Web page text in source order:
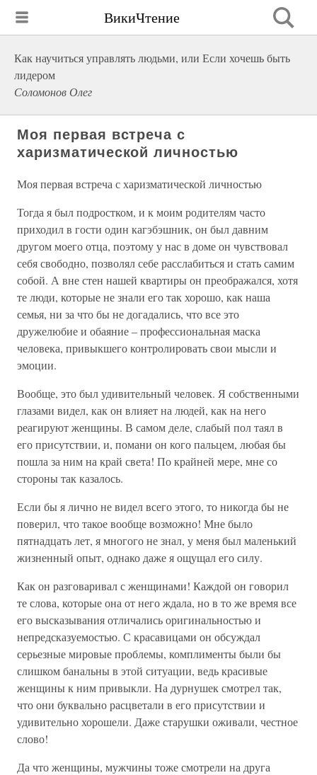
ВикиЧтение
Как научиться управлять людьми, или Если хочешь быть
лидером
Соломонов Олег
Моя первая встреча с
харизматической личностью
Моя первая встреча с харизматической личностью
Тогда я был подростком, и к моим родителям часто
приходил в гости один кагэбэшник, он был давним
другом моего отца, поэтому у нас в доме он чувствовал
себя свободно, позволял себе расслабиться и стать самим
собой. А вне стен нашей квартиры он преображался, хотя
те люди, которые не знали его так хорошо, как наша
семья, ни за что бы не догадались, что все это
дружелюбие и обаяние – профессиональная маска
человека, привыкшего контролировать свои мысли и
эмоции.
Вообще, это был удивительный человек. Я собственными
глазами видел, как он влияет на людей, как на него
реагируют женщины. В самом деле, слабый пол таял в
его присутствии, и, помани он кого пальцем, любая бы
пошла за ним на край света! По крайней мере, мне со
стороны так казалось.
Если бы я лично не видел всего этого, то никогда бы не
поверил, что такое вообще возможно! Мне было
пятнадцать лет, я многого не знал, у меня был маленький
жизненный опыт, однако даже я ощущал его силу.
Как он разговаривал с женщинами! Каждой он говорил
те слова, которые она от него ждала, но в то же время все
его высказывания отличались оригинальностью и
непредсказуемостью. С красавицами он обсуждал
серьезные мировые проблемы, комплименты были бы
слишком банальны в этой ситуации, ведь красивые
женщины к ним привыкли. На дурнушек смотрел так,
что они буквально расцветали в его присутствии и
удивительно хорошели. Даже старушки оживали, честное
слово!
Да что женщины, мужчины тоже смотрели на друга